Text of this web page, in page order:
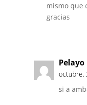
mismo que
gracias
octubre,
si a